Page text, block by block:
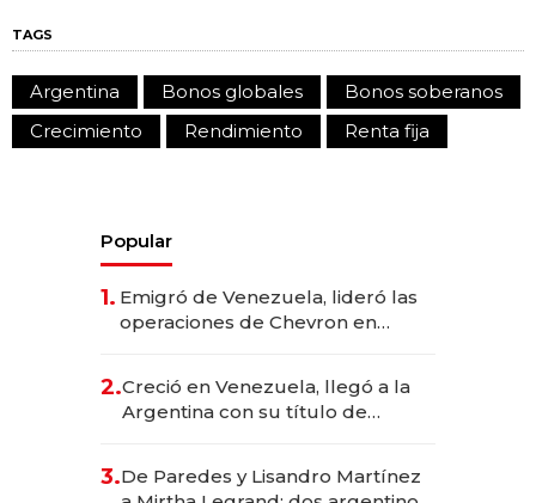
TAGS
Argentina Bonos globales
Bonos soberanos
Crecimiento
Rendimiento Renta fija
Popular
1. Emigró de Venezuela, lideró las
operaciones de Chevron en
2.Creció en Venezuela, llegó a la
Argentina con su título de
las marcas "fast premium"
3.De Paredes y Lisandro Martínez